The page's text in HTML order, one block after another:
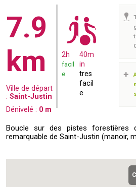
7.9
km
Ville de départ
: Saint-Justin
Dénivelé : 0 m
2h
facil
e
40m
in
tres
facil
e
Boucle sur des pistes forestières
remarquable de Saint-Justin (manoir,